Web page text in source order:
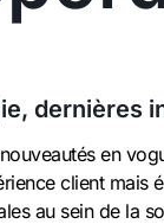
dernières
en
client mais
au sein de la